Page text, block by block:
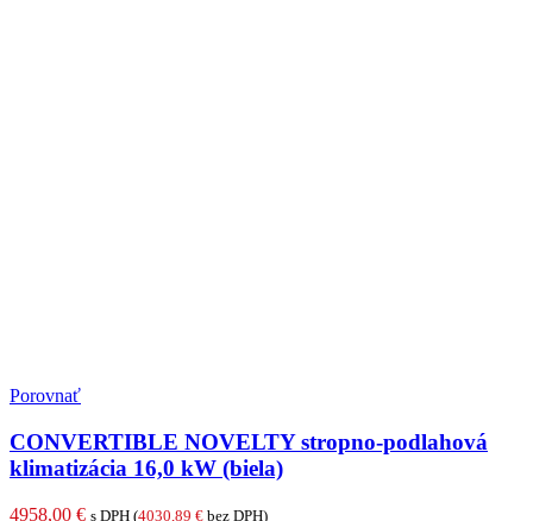
Porovnať
CONVERTIBLE NOVELTY stropno-podlahová
klimatizácia 16,0 kW (biela)
4958,00 € s DPH (4030,89 € bez DPH)